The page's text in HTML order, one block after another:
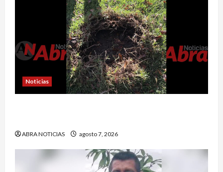
Noticias
ABRA NOTICIAS agosto 7, 2026